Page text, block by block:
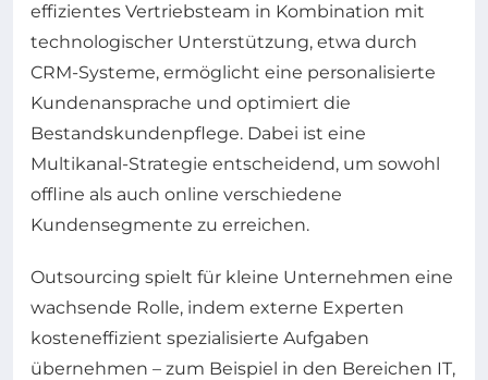
effizientes Vertriebsteam in Kombination mit
technologischer Unterstützung, etwa durch
CRM-Systeme, ermöglicht eine personalisierte
Kundenansprache und optimiert die
Bestandskundenpflege. Dabei ist eine
Multikanal-Strategie entscheidend, um sowohl
offline als auch online verschiedene
Kundensegmente zu erreichen.
Outsourcing spielt für kleine Unternehmen eine
wachsende Rolle, indem externe Experten
kosteneffizient spezialisierte Aufgaben
übernehmen – zum Beispiel in den Bereichen IT,